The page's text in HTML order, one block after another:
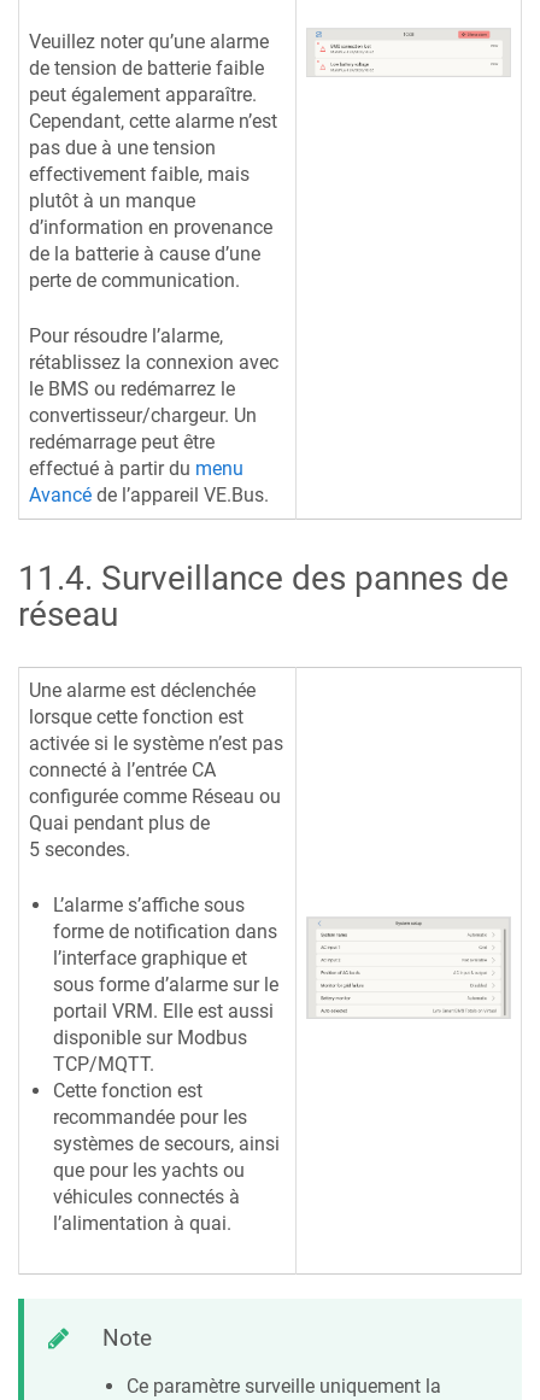
Veuillez noter qu’une alarme
de tension de batterie faible
peut également apparaître.
Cependant, cette alarme n’est
pas due à une tension
effectivement faible, mais
plutôt à un manque
d’information en provenance
de la batterie à cause d’une
perte de communication.
Pour résoudre l’alarme,
rétablissez la connexion avec
le BMS ou redémarrez le
convertisseur/chargeur. Un
redémarrage peut être
effectué à partir du menu
Avancé de l’appareil VE.Bus.
11.4. Surveillance des pannes de
réseau
Une alarme est déclenchée
lorsque cette fonction est
activée si le système n’est pas
connecté à l’entrée CA
configurée comme Réseau ou
Quai pendant plus de
5 secondes.
L’alarme s’affiche sous
forme de notification dans
l’interface graphique et
sous forme d’alarme sur le
portail VRM. Elle est aussi
disponible sur Modbus
TCP/MQTT.
Cette fonction est
recommandée pour les
systèmes de secours, ainsi
que pour les yachts ou
véhicules connectés à
l’alimentation à quai.
Note
Ce paramètre surveille uniquement la